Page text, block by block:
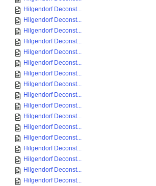
Hilgendorf Deconst...
Hilgendorf Deconst...
Hilgendorf Deconst...
Hilgendorf Deconst...
Hilgendorf Deconst...
Hilgendorf Deconst...
Hilgendorf Deconst...
Hilgendorf Deconst...
Hilgendorf Deconst...
Hilgendorf Deconst...
Hilgendorf Deconst...
Hilgendorf Deconst...
Hilgendorf Deconst...
Hilgendorf Deconst...
Hilgendorf Deconst...
Hilgendorf Deconst...
Hilgendorf Deconst...